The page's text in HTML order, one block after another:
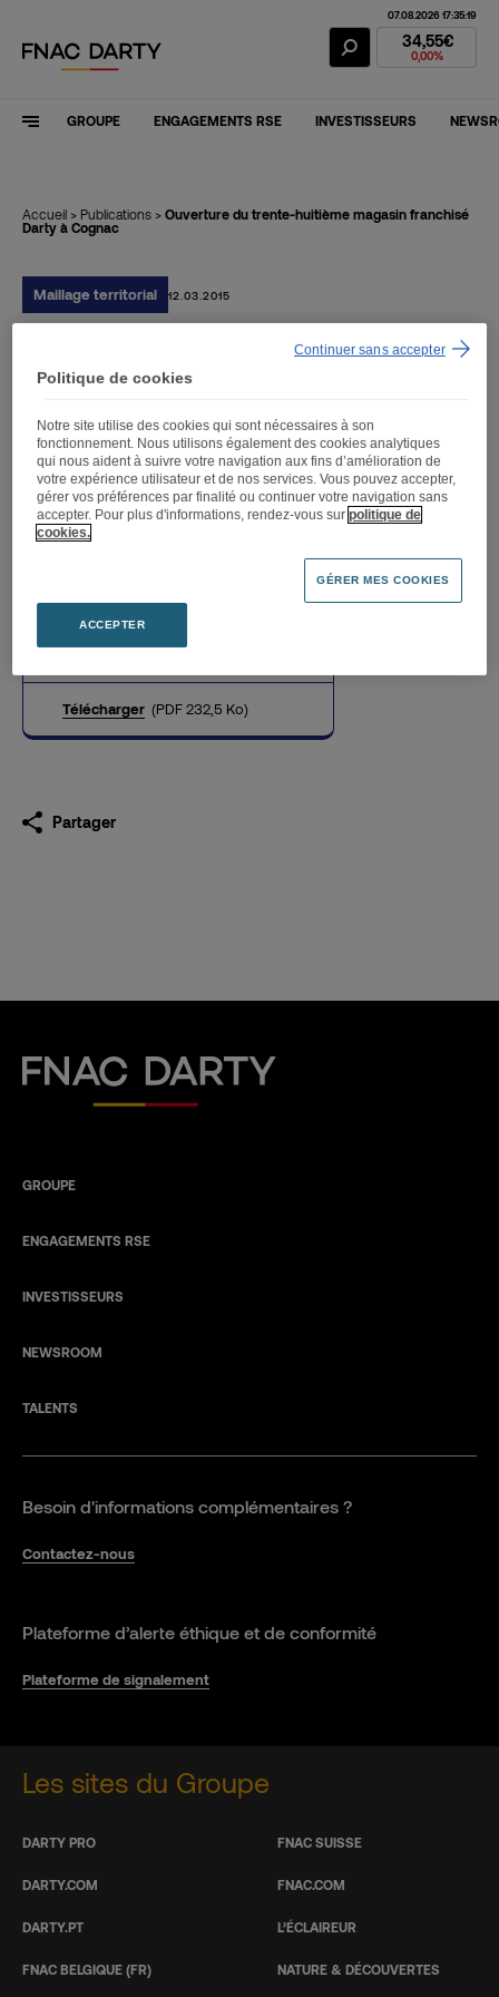
Action Fnac
07.08.2026 17:35:19
34,55€
0,00%
GROUPE ENGAGEMENTS RSE INVESTISSEURS
Accueil > Publications > Ouverture du trente-huitième magasin franchisé
Darty à Cognac
Maillage territorial 12.03.2015
Ouverture du trente-
huitième magasin
franchisé Darty à Cognac
12.03.2015
Télécharger (PDF 232,5 Ko)
Partager
Fnac Darty
GROUPE
ENGAGEMENTS RSE
INVESTISSEURS
NEWSROOM
TALENTS
Besoin d'informations complémentaires ?
Contactez-nous
Plateforme d’alerte éthique et de conformité
Plateforme de signalement
Les sites du Groupe
DARTY PRO
DARTY.COM
DARTY.PT
FNAC BELGIQUE (FR)
FNAC SUISSE
FNAC.COM
L’ÉCLAIREUR
NATURE & DÉCOUVERTES
Politique de cookies
Notre site utilise des cookies qui sont nécessaires à son
fonctionnement. Nous utilisons également des cookies analytiques
qui nous aident à suivre votre navigation aux fins d’amélioration de
votre expérience utilisateur et de nos services. Vous pouvez accepter,
gérer vos préférences par finalité ou continuer votre navigation sans
accepter. Pour plus d'informations, rendez-vous surpolitique de
cookies.
GÉRER MES COOKIES
ACCEPTER
Continuer sans accepter